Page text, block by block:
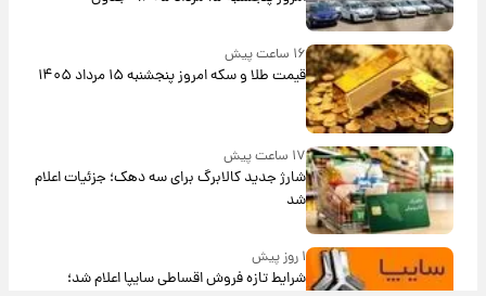
۱۶ ساعت پیش
قیمت طلا و سکه امروز پنجشنبه ۱۵ مرداد ۱۴۰۵
۱۷ ساعت پیش
شارژ جدید کالابرگ برای سه دهک؛ جزئیات اعلام
شد
۱ روز پیش
شرایط تازه فروش اقساطی سایپا اعلام شد؛